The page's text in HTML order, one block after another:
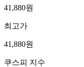
41,880원
최고가
41,880원
쿠스피 지수